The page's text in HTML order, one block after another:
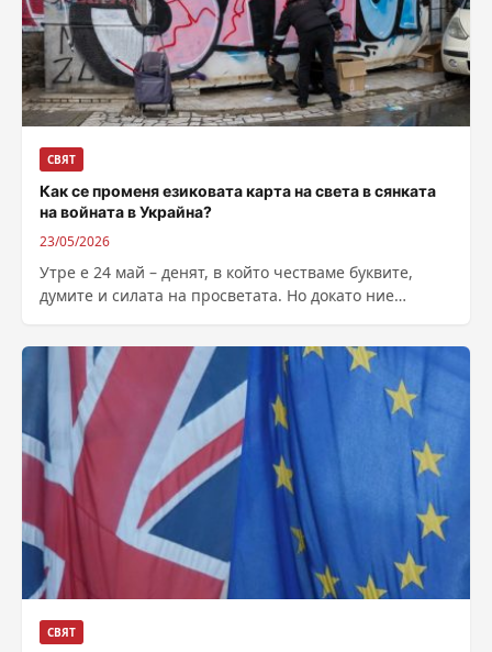
СВЯТ
Как се променя езиковата карта на света в сянката
на войната в Украйна?
23/05/2026
Утре е 24 май – денят, в който честваме буквите,
думите и силата на просветата. Но докато ние
СВЯТ